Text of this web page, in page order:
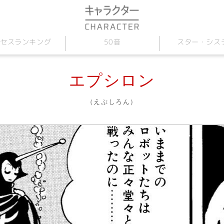
ス ランキング 50音 スター ・ シス
エプシロン
（えぷしろん）